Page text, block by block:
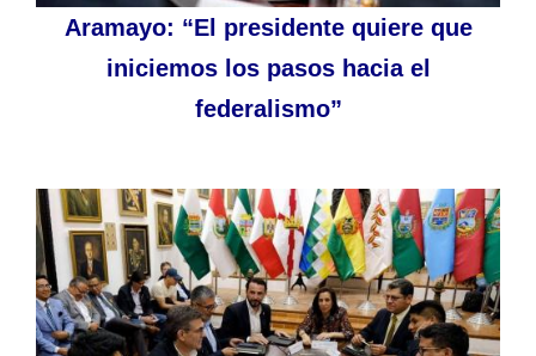
Aramayo: “El presidente quiere que
iniciemos los pasos hacia el
federalismo”